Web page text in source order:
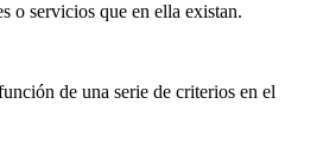
o servicios que en ella existan.
de una serie de criterios en el